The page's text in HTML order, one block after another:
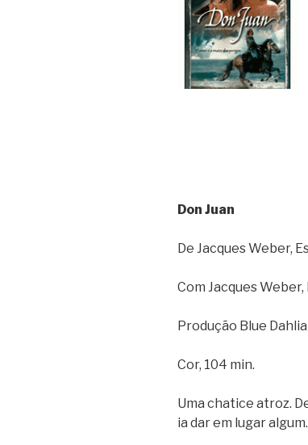
Don Juan
De Jacques Weber,
Com Jacques
Produção Blue Dahlia
Cor, 104 min.
Uma chatice atroz.
ia dar em lugar